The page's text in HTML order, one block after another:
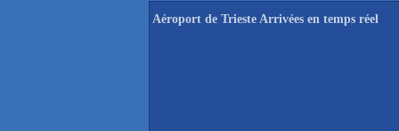
Aéroport de Trieste Arrivées en temps réel